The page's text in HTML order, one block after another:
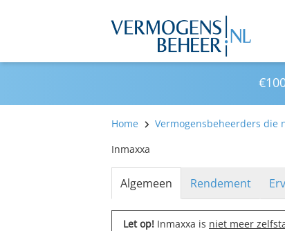
Home Vermogensbeheerders die
Inmaxxa
Algemeen Rendement
Let op! Inmaxxa is niet meer